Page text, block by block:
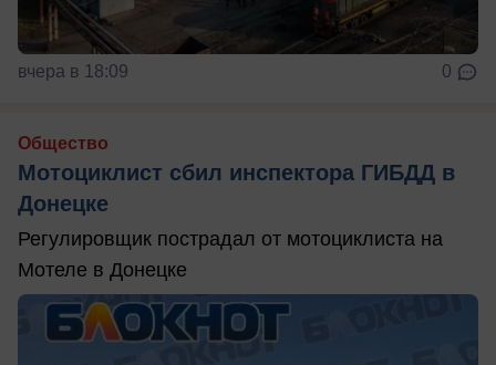
вчера в 18:09 0
Общество
Мотоциклист сбил инспектора ГИБДД в
Донецке
Регулировщик пострадал от мотоциклиста на
Мотеле в Донецке